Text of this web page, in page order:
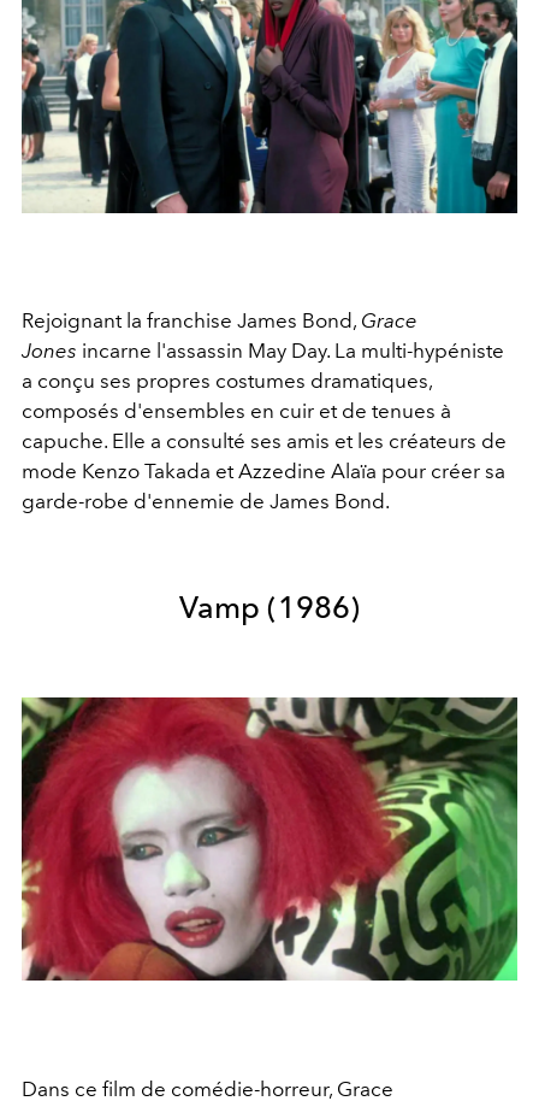
Rejoignant la franchise James Bond, Grace
Jones incarne l'assassin May Day. La multi-hypéniste
a conçu ses propres costumes dramatiques,
composés d'ensembles en cuir et de tenues à
capuche. Elle a consulté ses amis et les créateurs de
mode Kenzo Takada et Azzedine Alaïa pour créer sa
garde-robe d'ennemie de James Bond.
Vamp (1986)
Dans ce film de comédie-horreur, Grace